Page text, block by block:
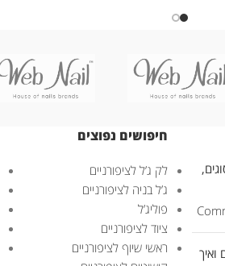
ואיך
חיפושים נפוצים
לק ג’ל לציפורניים
ג’ל בניה לציפורניים
פוליג’ל
ציוד לציפורניים
ראשי שיוף לציפורניים